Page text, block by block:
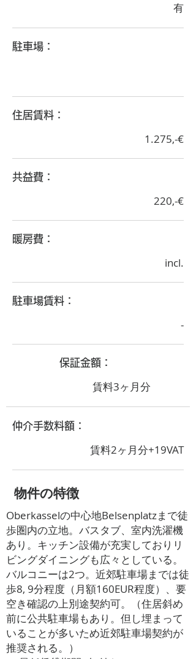
有
駐車場：
​住居賃料：
1.275,-€
​共益費：
220,-€
​暖房費：
incl.
​駐車場賃料：
-
​保証金額：
賃料3ヶ月分
​仲介手数料額：
賃料2ヶ月分+19VAT
​物件の特徴
Oberkasselの中心地Belsenplatzまで徒
歩圏内の立地。バスタブ、室内洗濯機
あり。キッチン設備が充実しておりリ
ビングダイニングも広々としている。
バルコニーは2つ。近郊駐車場までは徒
歩8, 9分程度（月額160EUR程度）、要
空き確認の上別途契約可。（住居斜め
前に公共駐車場もあり。但し埋まって
いることが多いため近郊駐車場契約が
推奨される。）